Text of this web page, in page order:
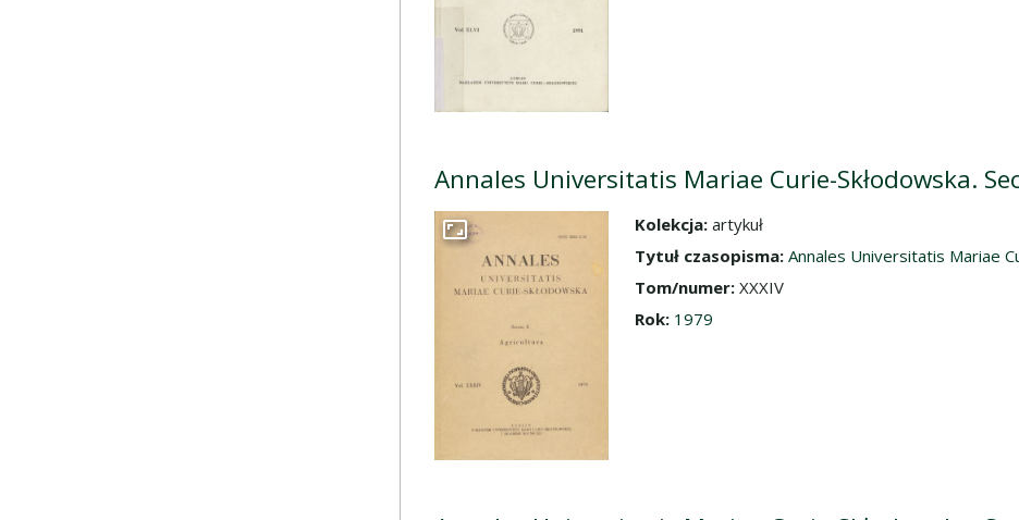
Annales Universitatis Mariae Curie-Skłodowska.
Przejdź do zbioru
Kolekcja: artykuł
Tytuł czasopisma: Annales Universitatis Mariae
Tom/numer: XXXIV
Rok: 1979